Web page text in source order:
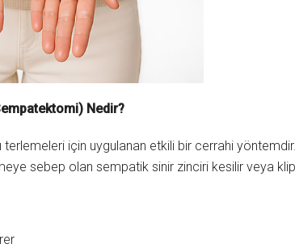
Nedir?
için uygulanan etkili bir cerrahi
sebep olan sempatik sinir zinciri kesilir veya